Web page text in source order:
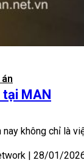
tại MAN
không chỉ là
| 28/01/